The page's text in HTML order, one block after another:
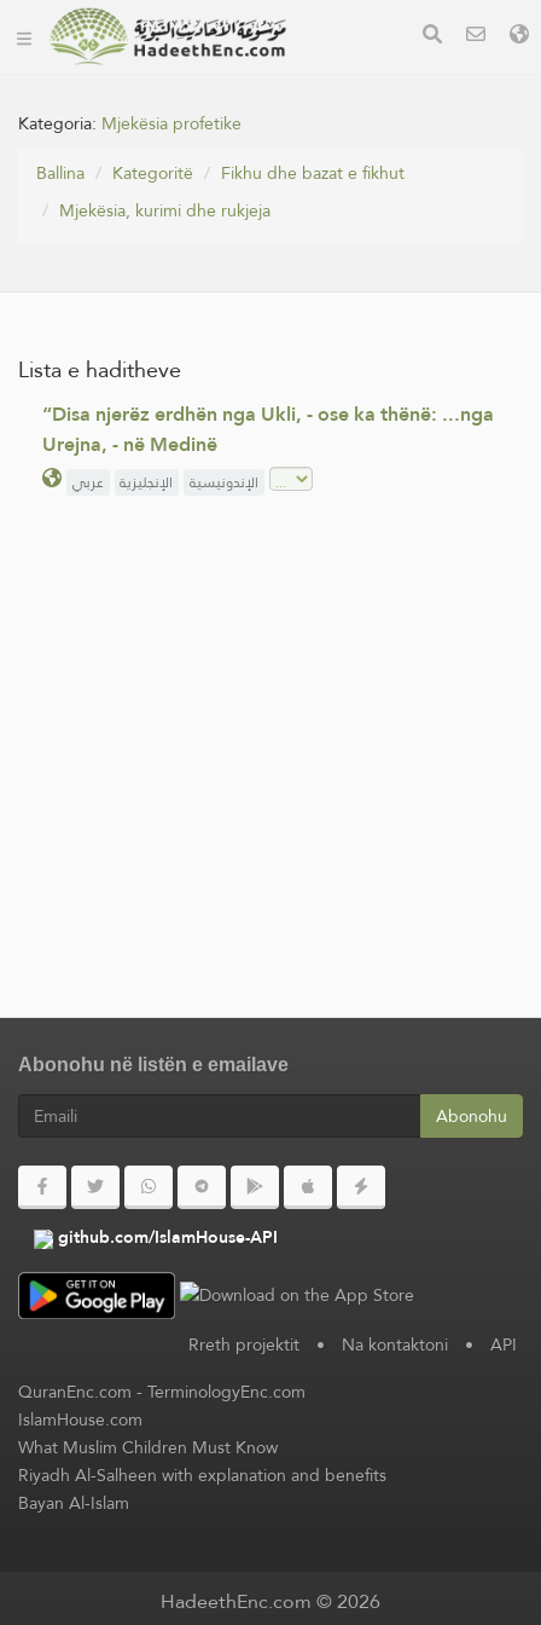
Kategoria: Mjekësia profetike
Ballina
Kategoritë
Fikhu dhe bazat e fikhut
Mjekësia, kurimi dhe rukjeja
Lista e haditheve
“Disa njerëz erdhën nga Ukli, - ose ka thënë: ...nga
Urejna, - në Medinë
عربي الإنجليزية الإندونيسية
Abonohu në listën e emailave
Abonohu
github.com/IslamHouse-API
Rreth projektit • Na kontaktoni • API
QuranEnc.com-TerminologyEnc.com
IslamHouse.com
What Muslim Children Must Know
Riyadh Al-Salheen with explanation and benefits
Bayan Al-Islam
HadeethEnc.com © 2026